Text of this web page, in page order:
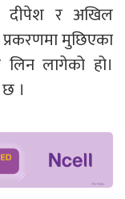
दीपेश र अखिल
मुछिएका
लागेको हो।
।